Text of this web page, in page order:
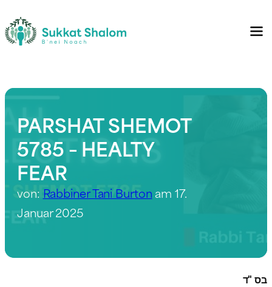
PARSHAT SHEMOT
5785 – HEALTY
FEAR
von: Rabbiner Tani Burton am 17.
Januar 2025
בס "ד